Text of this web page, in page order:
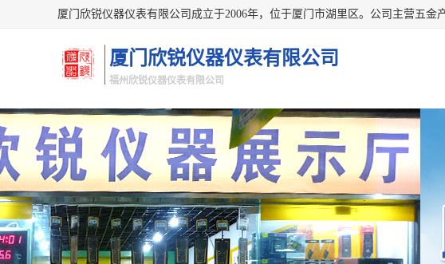
厦门欣锐仪器仪表有限公司
福州欣锐仪器仪表有限公司